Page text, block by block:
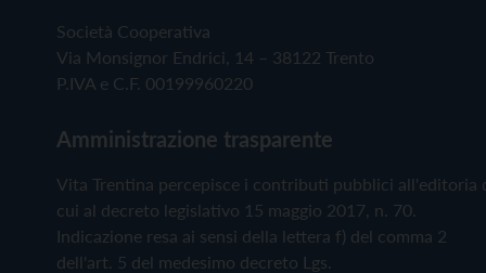
Società Cooperativa
Via Monsignor Endrici, 14 – 38122 Trento
P.IVA e C.F. 00199960220
Amministrazione trasparente
Vita Trentina percepisce i contributi pubblici all'editoria
cui al decreto legislativo 15 maggio 2017, n. 70.
Indicazione resa ai sensi della lettera f) del comma 2
dell'art. 5 del medesimo decreto Lgs.